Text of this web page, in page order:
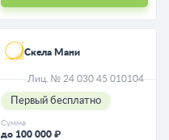
Скела Мани
Лиц. № 24 030 45 010104
Первый бесплатно
Сумма
до 100 000 ₽